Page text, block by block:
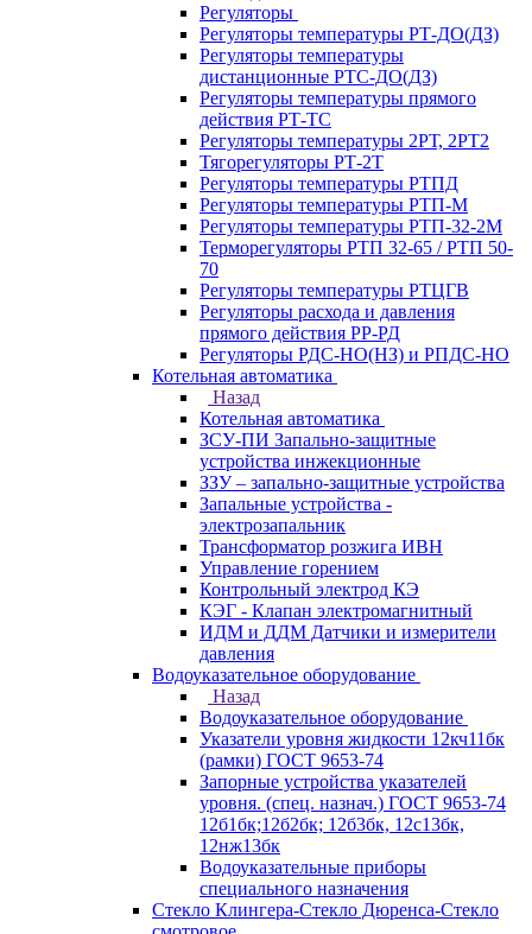
Регуляторы
Регуляторы температуры РТ-ДО(ДЗ)
Регуляторы температуры
дистанционные РТС-ДО(ДЗ)
Регуляторы температуры прямого
действия РТ-ТС
Регуляторы температуры 2РТ, 2РT2
Тягорегуляторы РТ-2Т
Регуляторы температуры РТПД
Регуляторы температуры РТП-M
Регуляторы температуры РТП-32-2М
Терморегуляторы РТП 32-65 / РТП 50-
70
Регуляторы температуры РТЦГВ
Регуляторы расхода и давления
прямого действия РР-РД
Регуляторы РДС-НО(НЗ) и РПДС-НО
Котельная автоматика
Назад
Котельная автоматика
ЗСУ-ПИ Запально-защитные
устройства инжекционные
ЗЗУ – запально-защитные устройства
Запальные устройства -
электрозапальник
Трансформатор розжига ИВН
Управление горением
Контрольный электрод КЭ
КЭГ - Клапан электромагнитный
ИДМ и ДДМ Датчики и измерители
давления
Водоуказательное оборудование
Назад
Водоуказательное оборудование
Указатели уровня жидкости 12кч11бк
(рамки) ГОСТ 9653-74
Запорные устройства указателей
уровня. (спец. назнач.) ГОСТ 9653-74
12б1бк;12б2бк; 12б3бк, 12с13бк,
12нж13бк
Водоуказательные приборы
специального назначения
Стекло Клингера-Стекло Дюренса-Стекло